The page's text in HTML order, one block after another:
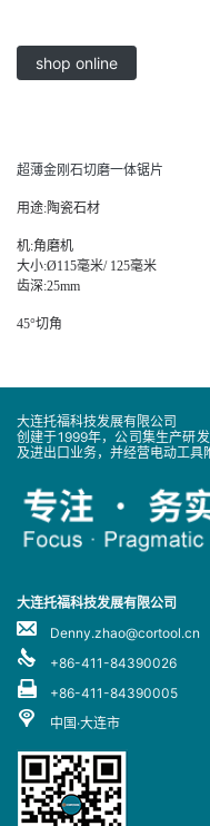
shop online
超薄金刚石切磨一体锯片
用途:陶瓷石材
机:角磨机
大小:Ø115毫米/ 125毫米
齿深:25mm
45°切角
大连托福科技发展有限公司
创建于1999年，公司集生产研
及进出口业务，并经营电动工具
大连托福科技发展有限公司
Denny.zhao@cortool.cn
+86-411-84390026
+86-411-84390005
中国·大连市